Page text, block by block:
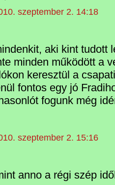
szeptember 2. 14:18
aki kint tudott
minden működött a
keresztül a
fontos egy jó
fogunk még
szeptember 2. 15:16
anno a régi szép